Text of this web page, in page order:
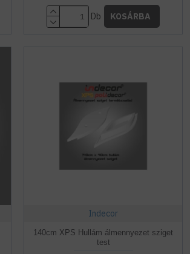
Db KOSÁRBA
Indecor
140cm XPS Hullám álmennyezet sziget
test